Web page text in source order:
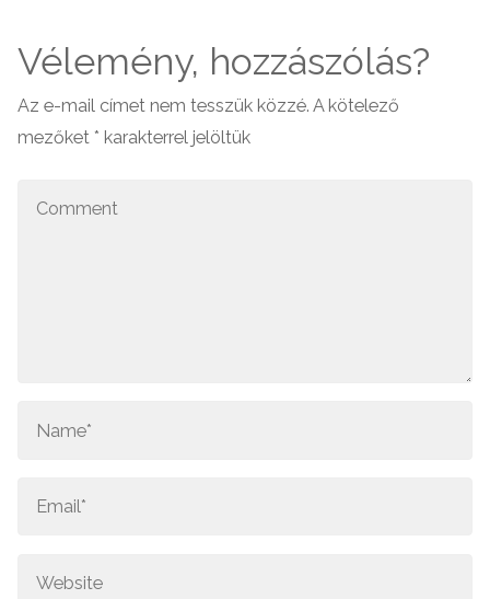
Vélemény, hozzászólás?
Az e-mail címet nem tesszük közzé. A kötelező
mezőket* karakterrel jelöltük